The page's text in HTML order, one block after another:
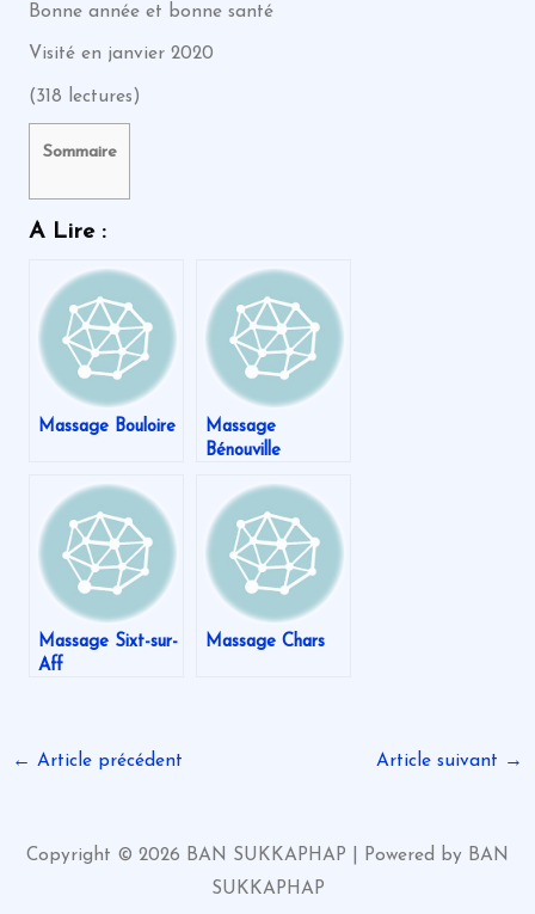
Bonne année et bonne santé
Visité en janvier 2020
(318 lectures)
Sommaire
A Lire :
Massage Bouloire
Massage
Bénouville
Massage Sixt-sur-
Aff
Massage Chars
← Article précédent Article suivant →
Copyright © 2026 BAN SUKKAPHAP | Powered by BAN
SUKKAPHAP